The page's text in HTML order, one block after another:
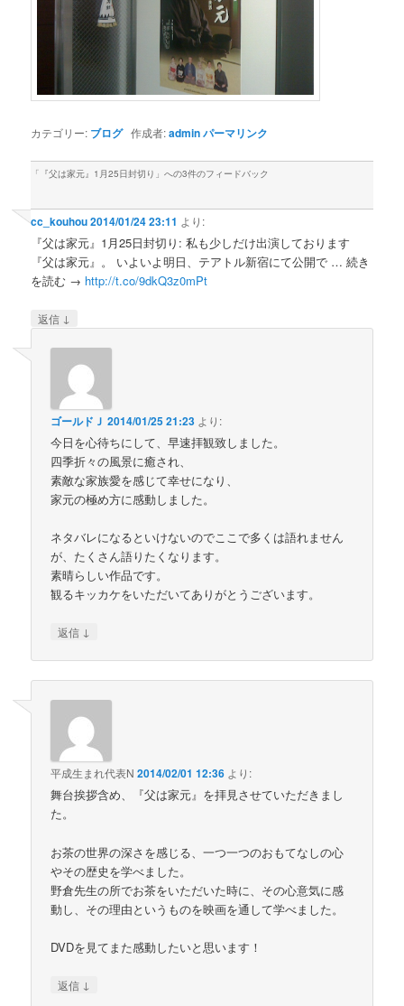
カテゴリー: ブログ作成者:adminパーマリンク
「 『父は家元』1月25日封切り 」への3件のフィードバック
cc_kouhou2014/01/24 23:11 より:
『父は家元』1月25日封切り: 私も少しだけ出演しております
『父は家元』。 いよいよ明日、テアトル新宿にて公開で … 続き
を読む → http://t.co/9dkQ3z0mPt
返信 ↓
ゴールドＪ 2014/01/25 21:23 より:
今日を心待ちにして、早速拝観致しました。
四季折々の風景に癒され、
素敵な家族愛を感じて幸せになり、
家元の極め方に感動しました。
ネタバレになるといけないのでここで多くは語れません
が、たくさん語りたくなります。
素晴らしい作品です。
観るキッカケをいただいてありがとうございます。
返信 ↓
平成生まれ代表N 2014/02/01 12:36 より:
舞台挨拶含め、『父は家元』を拝見させていただきまし
た。
お茶の世界の深さを感じる、一つ一つのおもてなしの心
やその歴史を学べました。
野倉先生の所でお茶をいただいた時に、その心意気に感
動し、その理由というものを映画を通して学べました。
DVDを見てまた感動したいと思います！
返信 ↓